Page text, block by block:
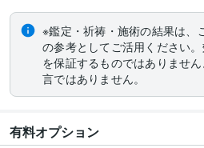
※鑑定・祈祷・施術の結果は、
の参考としてご活用ください
を保証するものではありませ
言ではありません。
有料オプション